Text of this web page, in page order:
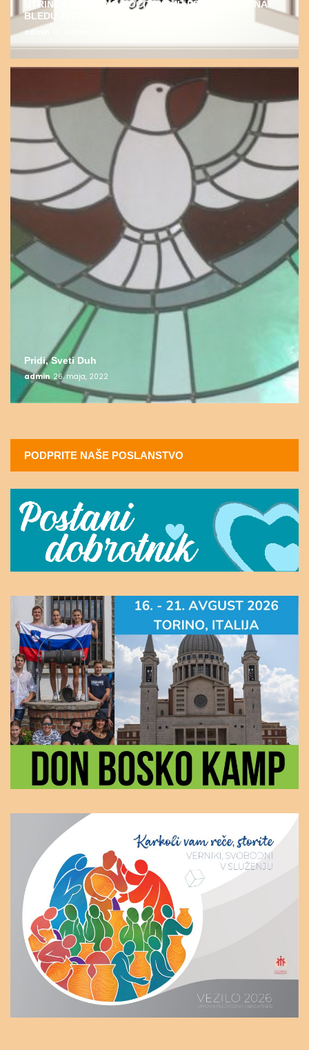
UTRINEK DUHOVNO-POČITNIŠKIH PROGRAMOV NA
BLEDU 2022
admin
Pridi, Sveti Duh
admin 26. maja, 2022
PODPRITE NAŠE POSLANSTVO